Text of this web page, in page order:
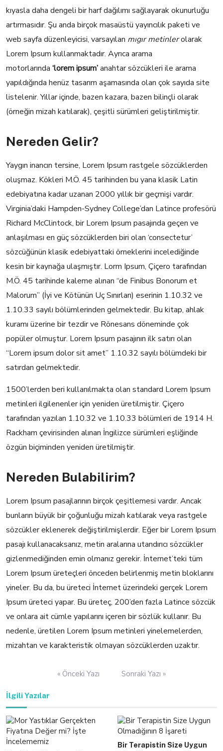
kıyasla daha dengeli bir harf dağılımı sağlayarak okunurluğu
artırmasıdır. Şu anda birçok masaüstü yayıncılık paketi ve
web sayfa düzenleyicisi, varsayılan mıgır metinlerolarak
Lorem Ipsum kullanmaktadır. Ayrıca arama
motorlarında ‘lorem ipsum’anahtar sözcükleri ile arama
yapıldığında henüz tasarım aşamasında olan çok sayıda site
listelenir. Yıllar içinde, bazen kazara, bazen bilinçli olarak
(örneğin mizah katılarak), çeşitli sürümleri geliştirilmiştir.
Nereden Gelir?
Yaygın inancın tersine, Lorem Ipsum rastgele sözcüklerden
oluşmaz. Kökleri M.Ö. 45 tarihinden bu yana klasik Latin
edebiyatına kadar uzanan 2000 yıllık bir geçmişi vardır.
Virginia’daki Hampden-Sydney College’dan Latince profesörü
Richard McClintock, bir Lorem Ipsum pasajında geçen ve
anlaşılması en güç sözcüklerden biri olan ‘consectetur’
sözcüğünün klasik edebiyattaki örneklerini incelediğinde
kesin bir kaynağa ulaşmıştır. Lorm Ipsum, Çiçero tarafından
M.Ö. 45 tarihinde kaleme alınan “de Finibus Bonorum et
Malorum” (İyi ve Kötünün Uç Sınırları) eserinin 1.10.32 ve
1.10.33 sayılı bölümlerinden gelmektedir. Bu kitap, ahlak
kuramı üzerine bir tezdir ve Rönesans döneminde çok
popüler olmuştur. Lorem Ipsum pasajının ilk satırı olan
“Lorem ipsum dolor sit amet” 1.10.32 sayılı bölümdeki bir
satırdan gelmektedir.
1500’lerden beri kullanılmakta olan standard Lorem Ipsum
metinleri ilgilenenler için yeniden üretilmiştir. Çiçero
tarafından yazılan 1.10.32 ve 1.10.33 bölümleri de 1914 H.
Rackham çevirisinden alınan İngilizce sürümleri eşliğinde
özgün biçiminden yeniden üretilmiştir.
Nereden Bulabilirim?
Lorem Ipsum pasajlarının birçok çeşitlemesi vardır. Ancak
bunların büyük bir çoğunluğu mizah katılarak veya rastgele
sözcükler eklenerek değiştirilmişlerdir. Eğer bir Lorem Ipsum
pasajı kullanacaksanız, metin aralarına utandırıcı sözcükler
gizlenmediğinden emin olmanız gerekir. İnternet’teki tüm
Lorem Ipsum üreteçleri önceden belirlenmiş metin bloklarını
yineler. Bu da, bu üreteci İnternet üzerindeki gerçek Lorem
Ipsum üreteci yapar. Bu üreteç, 200’den fazla Latince sözcük
ve onlara ait cümle yapılarını içeren bir sözlük kullanır. Bu
nedenle, üretilen Lorem Ipsum metinleri yinelemelerden,
mizahtan ve karakteristik olmayan sözcüklerden uzaktır.
« Önceki Yazı Sonraki Yazı »
İlgili Yazılar
Bir Terapistin Size Uygun